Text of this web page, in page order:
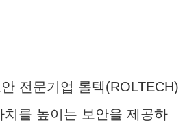
전문기업 롤텍(ROLTECH)
를 높이는 보안을 제공하